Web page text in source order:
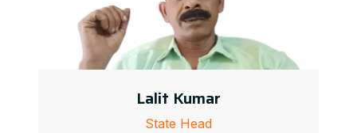
Lalit Kumar
State Head